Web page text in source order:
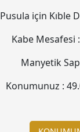
Pusula için Kıble
Kabe Mesafesi :
Manyetik
Konumunuz :